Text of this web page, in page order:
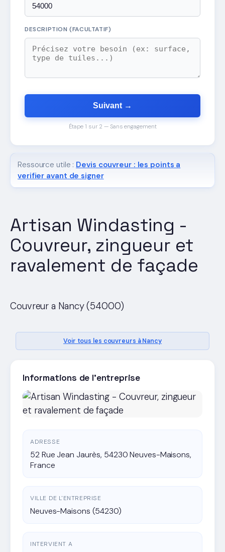
Artisan Windasting -
Couvreur, zingueur et
ravalement de façade
Couvreur a Nancy (54000)
Voir tous les couvreurs à Nancy
Informations de l'entreprise
ADRESSE
52 Rue Jean Jaurès, 54230 Neuves-Maisons,
France
VILLE DE L'ENTREPRISE
Neuves-Maisons (54230)
INTERVIENT A
DESCRIPTION (FACULTATIF)
Suivant →
Étape 1 sur 2 — Sans engagement
Ressource utile : Devis couvreur : les points a
verifier avant de signer